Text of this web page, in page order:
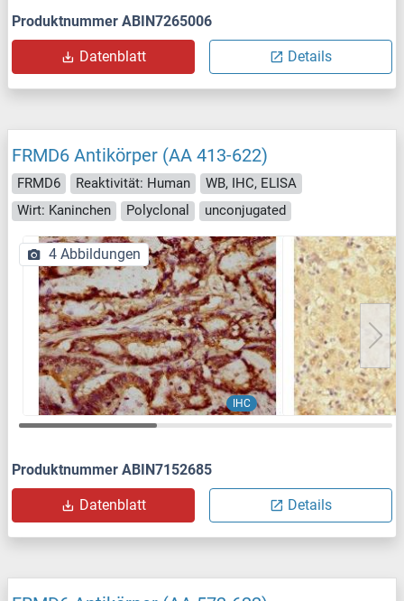
Produktnummer ABIN7265006
Datenblatt Details
FRMD6 Antikörper (AA 413-622)
FRMD6 Reaktivität: Human
WB, IHC, ELISA
Wirt: Kaninchen
Polyclonal unconjugated
IHC
4 Abbildungen
Produktnummer ABIN7152685
Datenblatt Details